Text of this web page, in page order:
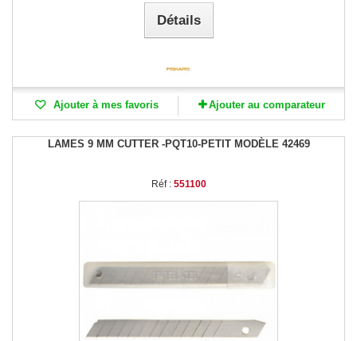
Détails
Ajouter à mes favoris Ajouter au comparateur
LAMES 9 MM CUTTER -PQT10-PETIT MODÈLE 42469
Réf : 551100